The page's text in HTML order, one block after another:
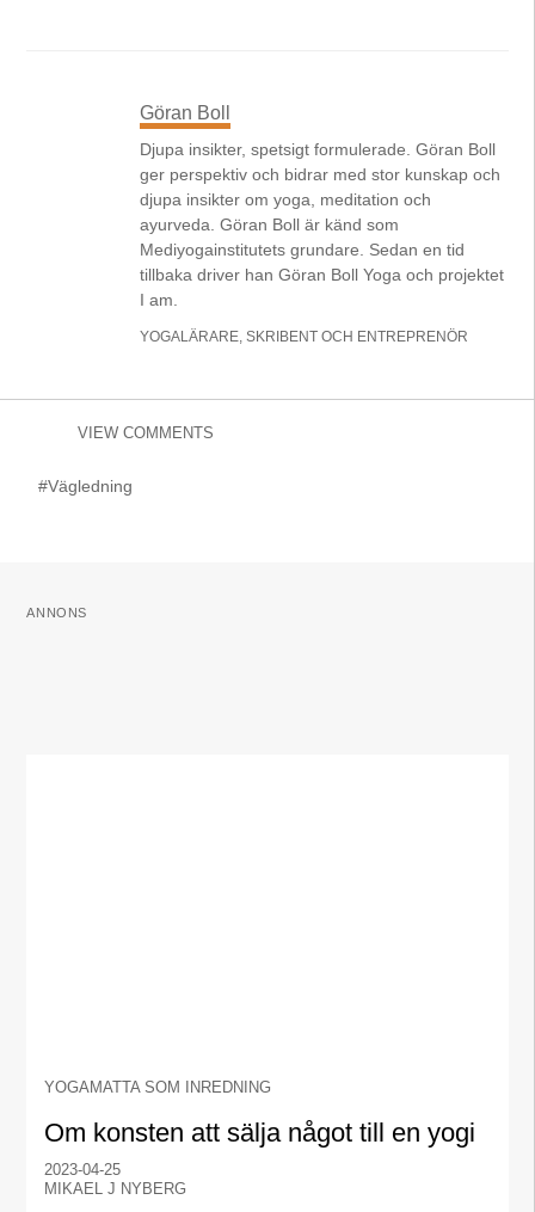
Göran Boll
Djupa insikter, spetsigt formulerade. Göran Boll
ger perspektiv och bidrar med stor kunskap och
djupa insikter om yoga, meditation och
ayurveda. Göran Boll är känd som
Mediyogainstitutets grundare. Sedan en tid
tillbaka driver han Göran Boll Yoga och projektet
I am.
YOGALÄRARE, SKRIBENT OCH ENTREPRENÖR
VIEW COMMENTS
#Vägledning
ANNONS
YOGAMATTA SOM INREDNING
Om konsten att sälja något till en yogi
2023-04-25
MIKAEL J NYBERG